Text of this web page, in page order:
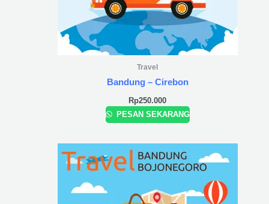
Travel
Bandung – Cirebon
Rp250.000
PESAN SEKARANG